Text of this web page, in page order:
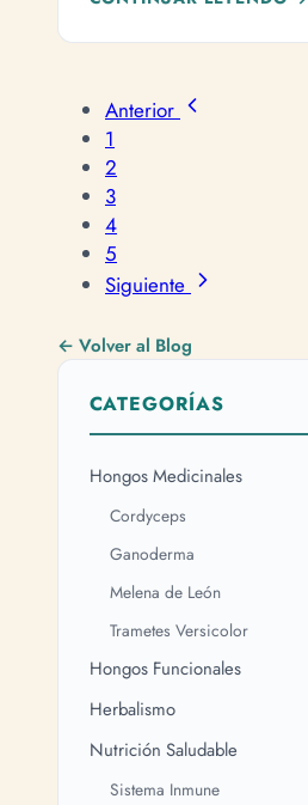
Anterior
1
2
3
4
5
Siguiente
← Volver al Blog
CATEGORÍAS
Hongos Medicinales
Cordyceps
Ganoderma
Melena de León
Trametes Versicolor
Hongos Funcionales
Herbalismo
Nutrición Saludable
Sistema Inmune